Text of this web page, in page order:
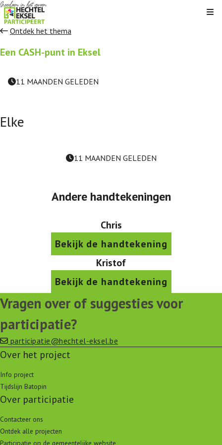
Ontdek het thema
Een CASH-punt in Eksel
11 MAANDEN GELEDEN
Elke
11 MAANDEN GELEDEN
Andere handtekeningen
Chris
Bekijk de handtekening
Kristof
Bekijk de handtekening
Vragen over of suggesties voor
participatie?
participatie@hechtel-eksel.be
Over het project
Info project
Tijdslijn Batopin
Over participatie
Contacteer ons
Ontdek alle projecten
Participatie op de gemeentelijke website